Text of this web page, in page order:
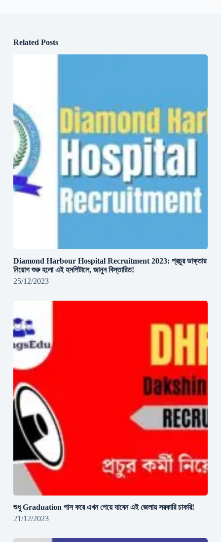
Related Posts
Diamond Harbour Hospital Recruitment 2023: প্রচুর ডাক্তার
নিয়োগ শুরু হলো এই হসপিটালে, জানুন বিস্তারিত!
25/12/2023
শুধু Graduation পাস করে এখন পেয়ে যাবেন এই জেলায় সরকারি চাকরি!
21/12/2023